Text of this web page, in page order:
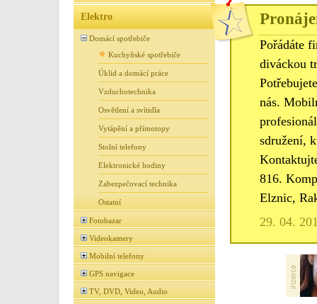
Elektro
Domácí spotřebiče
Kuchyňské spotřebiče
Úklid a domácí práce
Vzduchotechnika
Osvětlení a svítidla
Vytápění a přímotopy
Stolní telefony
Elektronické hodiny
Zabezpečovací technika
Ostatní
Fotobazar
Videokamery
Mobilní telefony
GPS navigace
TV, DVD, Video, Audio
Pořádáte
diváckou
nás.
sdružení,
816.
Elznic,
29. 04.